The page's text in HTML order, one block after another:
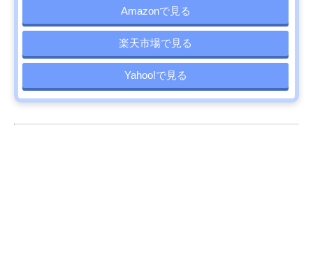
Amazonで見る
楽天市場で見る
Yahoo!で見る